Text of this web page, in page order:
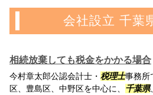
会社設立 千葉
相続放棄しても税金をかかる場合
今村章太郎公認会計士・ 税理士事務所
区、豊島区、中野区を中心に、 千葉県